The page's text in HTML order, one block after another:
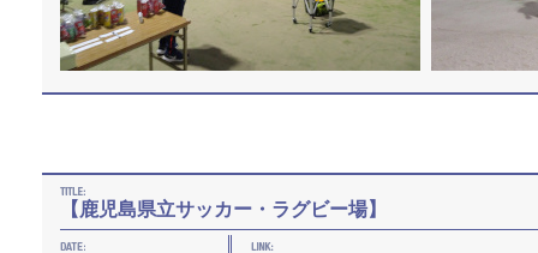
【鹿児島県立サッカー・ラグビー場】